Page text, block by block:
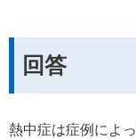
回答
熱中症は症例によ